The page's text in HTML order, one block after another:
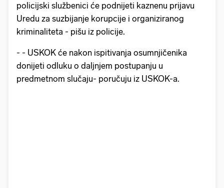
policijski službenici će podnijeti kaznenu prijavu
Uredu za suzbijanje korupcije i organiziranog
kriminaliteta - pišu iz policije.
- - USKOK će nakon ispitivanja osumnjičenika
donijeti odluku o daljnjem postupanju u
predmetnom slučaju- poručuju iz USKOK-a.